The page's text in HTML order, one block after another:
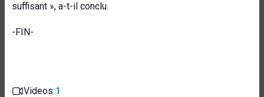
suffisant », a-t-il conclu.
-FIN-
Videos 1